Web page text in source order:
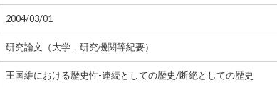
2004/03/01
研究論文（大学，研究機関等紀要）
王国維における歴史性-連続としての歴史/断絶としての歴史